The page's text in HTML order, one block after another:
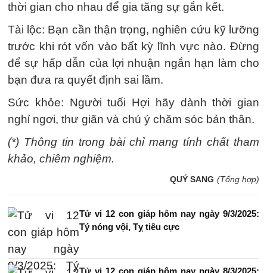
thời gian cho nhau để gia tăng sự gắn kết.
Tài lộc: Bạn cần thận trọng, nghiên cứu kỹ lưỡng
trước khi rót vốn vào bất kỳ lĩnh vực nào. Đừng
để sự hấp dẫn của lợi nhuận ngắn hạn làm cho
bạn đưa ra quyết định sai lầm.
Sức khỏe: Người tuổi Hợi hãy dành thời gian
nghỉ ngơi, thư giãn và chú ý chăm sóc bản thân.
(*) Thông tin trong bài chỉ mang tính chất tham
khảo, chiêm nghiệm.
QUÝ SANG (Tổng hợp)
Tử vi 12 con giáp hôm nay ngày 9/3/2025:
Tý nóng vội, Tỵ tiêu cực
Tử vi 12 con giáp hôm nay ngày 8/3/2025: